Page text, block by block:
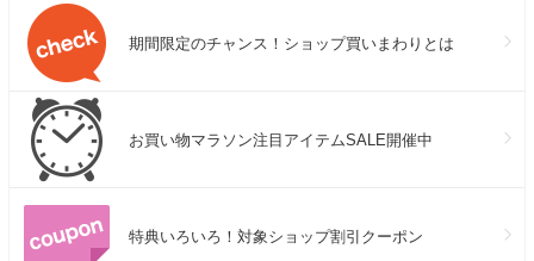
期間限定のチャンス！ショップ買いまわりとは
お買い物マラソン注目アイテムSALE開催中
特典いろいろ！対象ショップ割引クーポン